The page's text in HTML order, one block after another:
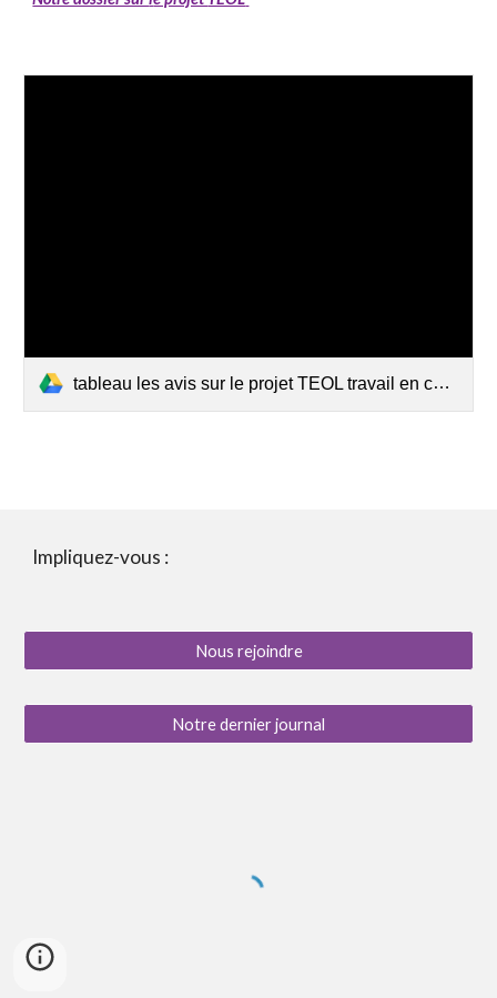
tableau les avis sur le projet TEOL travail en cours v longue.docx
Impliquez-vous :
Nous rejoindre
Notre dernier journal